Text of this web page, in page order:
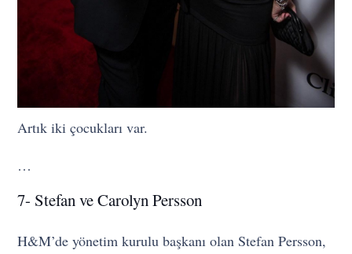
Artık iki çocukları var.
…
7- Stefan ve Carolyn Persson
H&M’de yönetim kurulu başkanı olan Stefan Persson,